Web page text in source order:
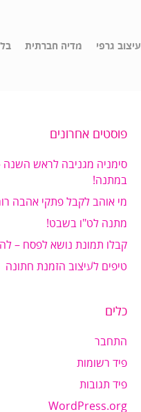
עיצוב גרפי מדיה חברתית
פוסטים אחרונים
סימניה מגניבה לראש השנה
במתנה!
מי אוהב לקבל פתקי אהבה
מתנה לט"ו בשבט!
קבלו תמונת נושא לפסח –
טיפים לעיצוב הזמנת חתונה
כלים
התחבר
פיד רשומות
פיד תגובות
WordPress.org